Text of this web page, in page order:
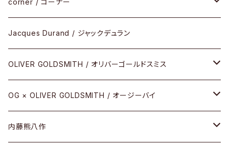
アパレル
その他
SHINBARI（CRAFTSMAN EDITION）
URUSHI（CRAFTSMAN EDITION）
REVIVAL EDITION
HEAVY EDITION
corner / コーナー
リサーチシリーズ
サブリメイションシリーズ
Jacques Durand / ジャックデュラン
OLIVER GOLDSMITH / オリバーゴールドスミス
メタル
セル
OG × OLIVER GOLDSMITH / オージーバイ
メタル
内藤熊八作